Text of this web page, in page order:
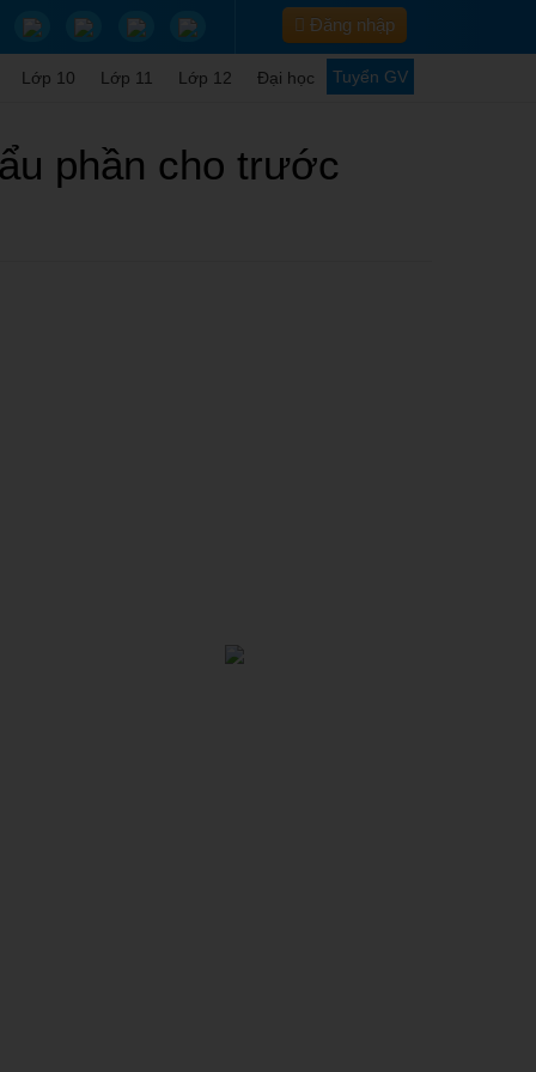
Đăng nhập
Lớp 10 Lớp 11 Lớp 12 Đại học Tuyển GV
phần cho trước